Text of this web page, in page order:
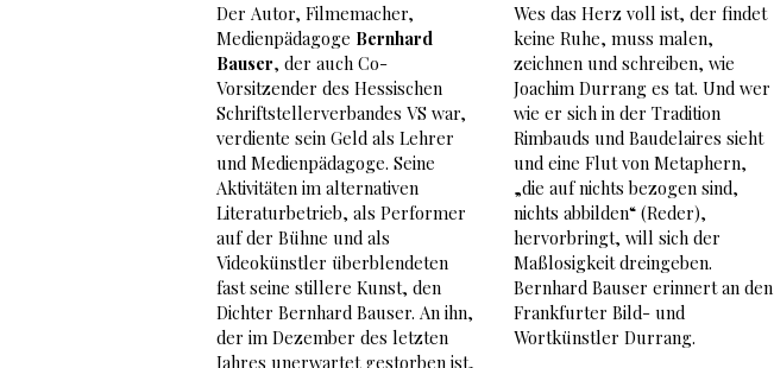
Der Autor, Filmemacher,
Medienpädagoge Bernhard
Bauser, der auch Co-
Vorsitzender des Hessischen
Schriftstellerverbandes VS war,
verdiente sein Geld als Lehrer
und Medienpädagoge. Seine
Aktivitäten im alternativen
Literaturbetrieb, als Performer
auf der Bühne und als
Videokünstler überblendeten
fast seine stillere Kunst, den
Dichter Bernhard Bauser. An ihn,
der im Dezember des letzten
Jahres unerwartet gestorben ist,
Wes das Herz voll ist, der findet
keine Ruhe, muss malen,
zeichnen und schreiben, wie
Joachim Durrang es tat. Und wer
wie er sich in der Tradition
Rimbauds und Baudelaires sieht
und eine Flut von Metaphern,
„die auf nichts bezogen sind,
nichts abbilden“ (Reder),
hervorbringt, will sich der
Maßlosigkeit dreingeben.
Bernhard Bauser erinnert an den
Frankfurter Bild- und
Wortkünstler Durrang.